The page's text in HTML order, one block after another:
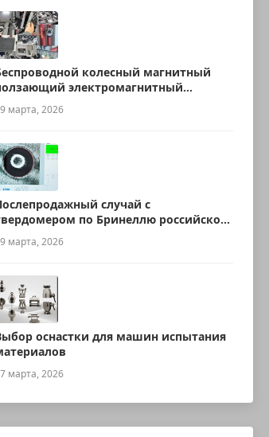
колесный магнитный
электромагнитный
робот для измерения
марта, 2026
случай с
по Бринеллю российского
марта, 2026
оснастки для машин испытания
марта, 2026